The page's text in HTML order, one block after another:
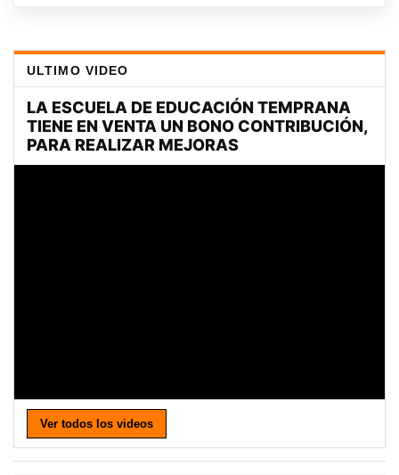
ULTIMO VIDEO
Ver todos los videos